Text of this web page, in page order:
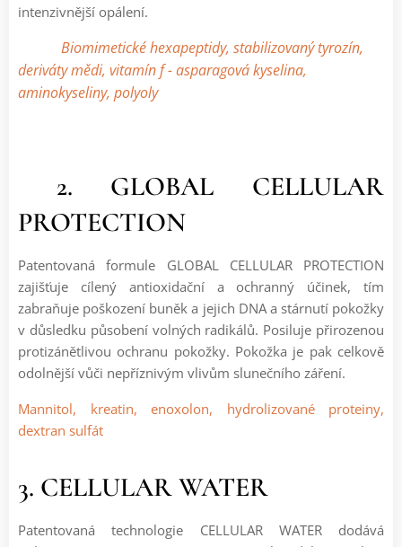
intenzivnější opálení.
Biomimetické hexapeptidy, stabilizovaný tyrozín,
deriváty mědi, vitamín f - asparagová kyselina,
aminokyseliny, polyoly
2. GLOBAL CELLULAR
PROTECTION
Patentovaná formule GLOBAL CELLULAR PROTECTION
zajišťuje cílený antioxidační a ochranný účinek, tím
zabraňuje poškození buněk a jejich DNA a stárnutí pokožky
v důsledku působení volných radikálů. Posiluje přirozenou
protizánětlivou ochranu pokožky. Pokožka je pak celkově
odolnější vůči nepříznivým vlivům slunečního záření.
Mannitol, kreatin, enoxolon, hydrolizované proteiny,
dextran sulfát
3. CELLULAR WATER
Patentovaná technologie CELLULAR WATER dodává